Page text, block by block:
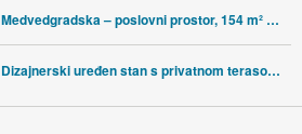
Medvedgradska – poslovni prostor, 154 m² odlična prilika!
Dizajnerski uređen stan s privatnom terasom i garažom